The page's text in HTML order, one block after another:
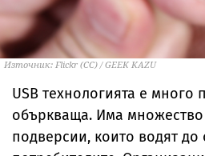
Източник: Flickr (CC) / GEEK KAZU
USB технологията е много
объркваща. Има
подверсии, които водят до